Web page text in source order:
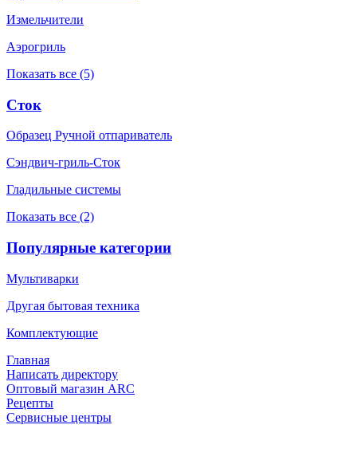
Измельчители
Аэрогриль
Показать все (5)
Сток
Образец Ручной отпариватель
Сэндвич-гриль-Сток
Гладильные системы
Показать все (2)
Популярные категории
Мультиварки
Другая бытовая техника
Комплектующие
Главная
Написать директору
Оптовый магазин ARC
Рецепты
Сервисные центры